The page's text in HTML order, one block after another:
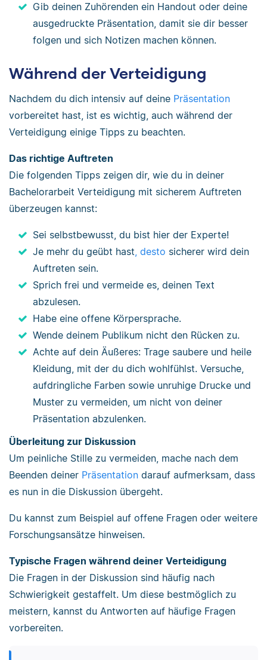
Gib deinen Zuhörenden ein Handout oder deine
ausgedruckte Präsentation, damit sie dir besser
folgen und sich Notizen machen können.
Während der Verteidigung
Nachdem du dich intensiv auf deine Präsentation
vorbereitet hast, ist es wichtig, auch während der
Verteidigung einige Tipps zu beachten.
Das richtige Auftreten
Die folgenden Tipps zeigen dir, wie du in deiner
Bachelorarbeit Verteidigung mit sicherem Auftreten
überzeugen kannst:
Sei selbstbewusst, du bist hier der Experte!
Je mehr du geübt hast , desto sicherer wird dein
Auftreten sein.
Sprich frei und vermeide es, deinen Text
abzulesen.
Habe eine offene Körpersprache.
Wende deinem Publikum nicht den Rücken zu.
Achte auf dein Äußeres: Trage saubere und heile
Kleidung, mit der du dich wohlfühlst. Versuche,
aufdringliche Farben sowie unruhige Drucke und
Muster zu vermeiden, um nicht von deiner
Präsentation abzulenken.
Überleitung zur Diskussion
Um peinliche Stille zu vermeiden, mache nach dem
Beenden deiner Präsentation darauf aufmerksam, dass
es nun in die Diskussion übergeht.
Du kannst zum Beispiel auf offene Fragen oder weitere
Forschungsansätze hinweisen.
Typische Fragen während deiner Verteidigung
Die Fragen in der Diskussion sind häufig nach
Schwierigkeit gestaffelt. Um diese bestmöglich zu
meistern, kannst du Antworten auf häufige Fragen
vorbereiten.